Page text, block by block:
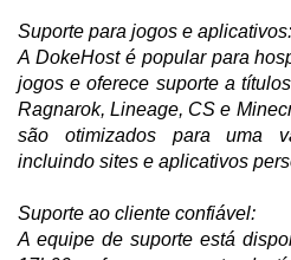
Suporte para jogos e aplicativos:
A DokeHost é popular para
jogos e oferece suporte a
Ragnarok, Lineage, CS e
são otimizados para uma
incluindo sites e aplicativos
Suporte ao cliente confiável:
A equipe de suporte está